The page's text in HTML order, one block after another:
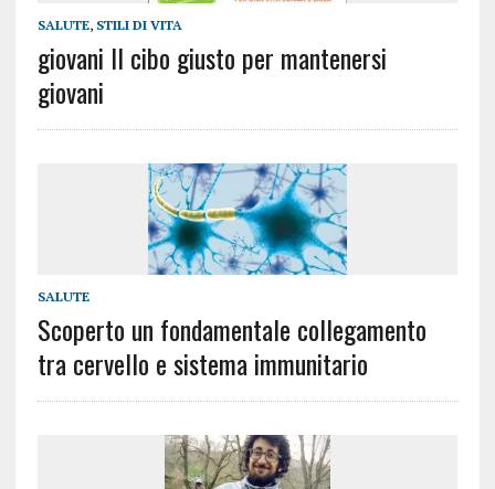
SALUTE, STILI DI VITA
giovani Il cibo giusto per mantenersi
giovani
SALUTE
Scoperto un fondamentale collegamento
tra cervello e sistema immunitario